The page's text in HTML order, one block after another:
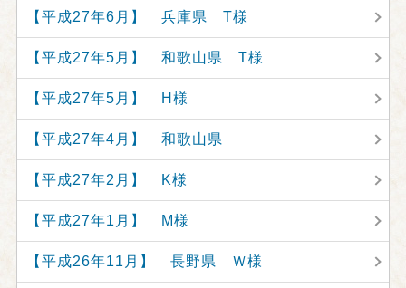
【平成27年6月】 兵庫県 T様
【平成27年5月】 和歌山県 T様
【平成27年5月】 H様
【平成27年4月】 和歌山県
【平成27年2月】 K様
【平成27年1月】 M様
【平成26年11月】 長野県 Ｗ様